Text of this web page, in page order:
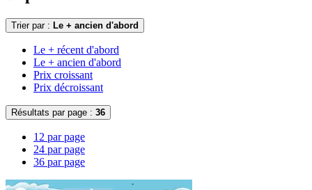
Trier par : Le + ancien d'abord
Le + récent d'abord
Le + ancien d'abord
Prix croissant
Prix décroissant
Résultats par page : 36
12 par page
24 par page
36 par page